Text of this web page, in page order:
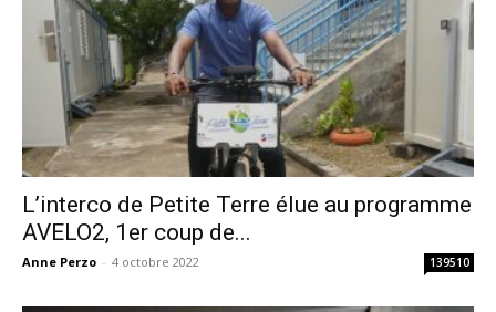
L’interco de Petite Terre élue au programme
AVELO2, 1er coup de...
Anne Perzo - 4 octobre 2022 139510